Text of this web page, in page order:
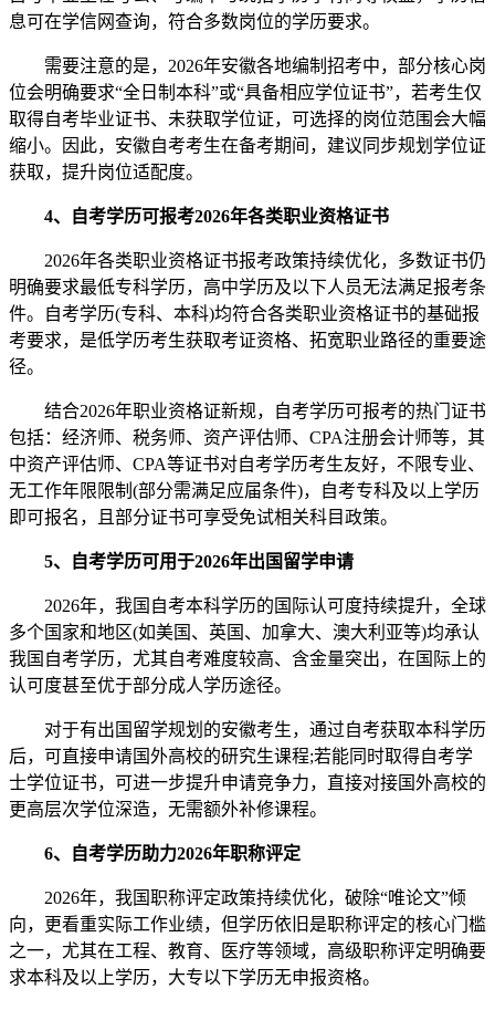
息可在学信网查询，符合多数岗位的学历要求。
需要注意的是，2026年安徽各地编制招考中，部分核心岗
位会明确要求“全日制本科”或“具备相应学位证书”，若考生仅
取得自考毕业证书、未获取学位证，可选择的岗位范围会大幅
缩小。因此，安徽自考考生在备考期间，建议同步规划学位证
获取，提升岗位适配度。
4、自考学历可报考2026年各类职业资格证书
2026年各类职业资格证书报考政策持续优化，多数证书仍
明确要求最低专科学历，高中学历及以下人员无法满足报考条
件。自考学历(专科、本科)均符合各类职业资格证书的基础报
考要求，是低学历考生获取考证资格、拓宽职业路径的重要途
径。
结合2026年职业资格证新规，自考学历可报考的热门证书
包括：经济师、税务师、资产评估师、CPA注册会计师等，其
中资产评估师、CPA等证书对自考学历考生友好，不限专业、
无工作年限限制(部分需满足应届条件)，自考专科及以上学历
即可报名，且部分证书可享受免试相关科目政策。
5、自考学历可用于2026年出国留学申请
2026年，我国自考本科学历的国际认可度持续提升，全球
多个国家和地区(如美国、英国、加拿大、澳大利亚等)均承认
我国自考学历，尤其自考难度较高、含金量突出，在国际上的
认可度甚至优于部分成人学历途径。
对于有出国留学规划的安徽考生，通过自考获取本科学历
后，可直接申请国外高校的研究生课程;若能同时取得自考学
士学位证书，可进一步提升申请竞争力，直接对接国外高校的
更高层次学位深造，无需额外补修课程。
6、自考学历助力2026年职称评定
2026年，我国职称评定政策持续优化，破除“唯论文”倾
向，更看重实际工作业绩，但学历依旧是职称评定的核心门槛
之一，尤其在工程、教育、医疗等领域，高级职称评定明确要
求本科及以上学历，大专以下学历无申报资格。